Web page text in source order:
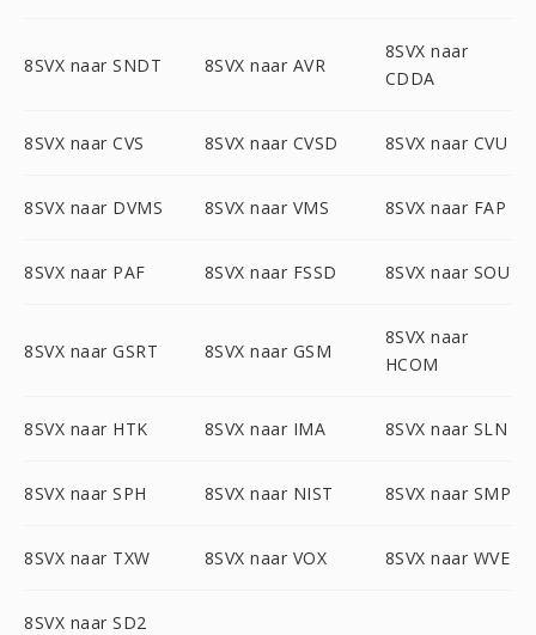
8SVX naar SNDT 8SVX naar AVR
8SVX naar
CDDA
8SVX naar CVS 8SVX naar CVSD 8SVX naar CVU
8SVX naar DVMS 8SVX naar VMS 8SVX naar FAP
8SVX naar PAF 8SVX naar FSSD 8SVX naar SOU
8SVX naar GSRT 8SVX naar GSM
8SVX naar
HCOM
8SVX naar HTK 8SVX naar IMA 8SVX naar SLN
8SVX naar SPH 8SVX naar NIST 8SVX naar SMP
8SVX naar TXW 8SVX naar VOX 8SVX naar WVE
8SVX naar SD2